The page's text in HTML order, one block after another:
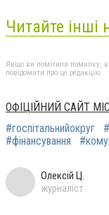
Читайте інші
Якщо ви помітили помилку,
повідомити про це редакцію
ОФІЦІЙНИЙ САЙТ
#госпітальнийокруг
#фінансування
Олексій Ц.
журналіст